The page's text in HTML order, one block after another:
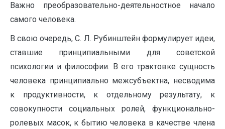
Важно преобразовательно-деятельностное начало
самого человека.
В свою очередь, С. Л. Рубинштейн формулирует идеи,
ставшие принципиальными для советской
психологии и философии. В его трактовке сущность
человека принципиально межсубъектна, несводима
к продуктивности, к отдельному результату, к
совокупности социальных ролей, функционально-
ролевых масок, к бытию человека в качестве члена